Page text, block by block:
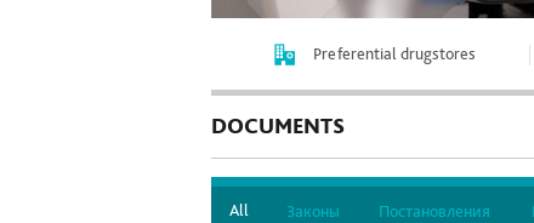
Preferential drugstores
DOCUMENTS
All Законы Постановления